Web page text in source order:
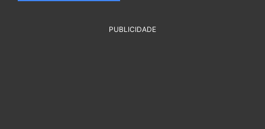
PUBLICIDADE